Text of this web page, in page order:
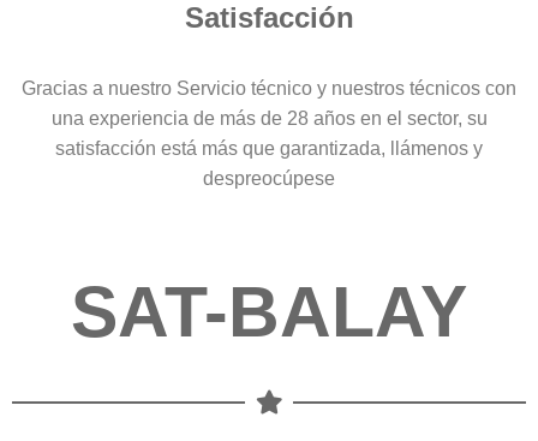
Satisfacción
Gracias a nuestro Servicio técnico y nuestros técnicos con
una experiencia de más de 28 años en el sector, su
satisfacción está más que garantizada, llámenos y
despreocúpese
SAT-BALAY